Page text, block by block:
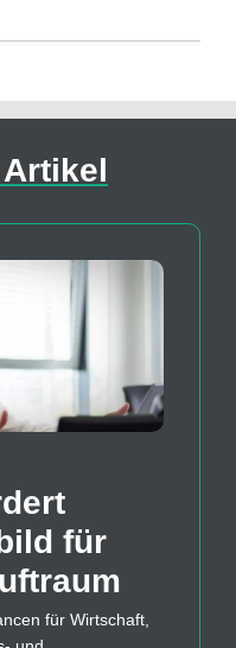
für
für Wirtschaft,